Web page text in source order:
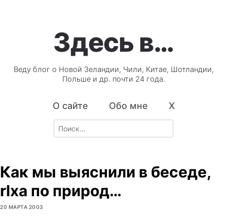
Здесь в…
Веду блог о Новой Зеландии, Чили, Китае, Шотландии,
Польше и др. почти 24 года.
О сайте Обо мне X
Search
for:
Как мы выяснили в беседе,
rlxa по природ…
20 МАРТА 2003